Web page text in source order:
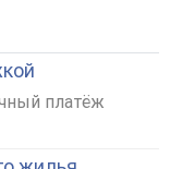
платёж